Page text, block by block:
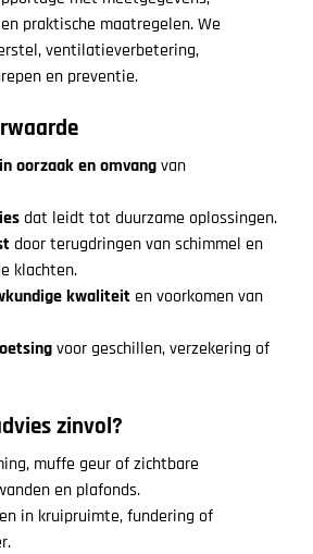
praktische maatregelen. We
ventilatieverbetering,
en preventie.
oorzaak en omvangvan
dat leidt tot duurzame oplossingen.
door terugdringen van schimmel en
klachten.
kwaliteiten voorkomen van
voor geschillen, verzekering of
zinvol?
muffe geur of zichtbare
en plafonds.
in kruipruimte, fundering of